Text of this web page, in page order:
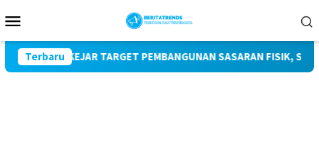
ke
Mobile
Terbaru
KEJAR TARGET PEMBANGUNAN SASARAN FISIK, SATGAS